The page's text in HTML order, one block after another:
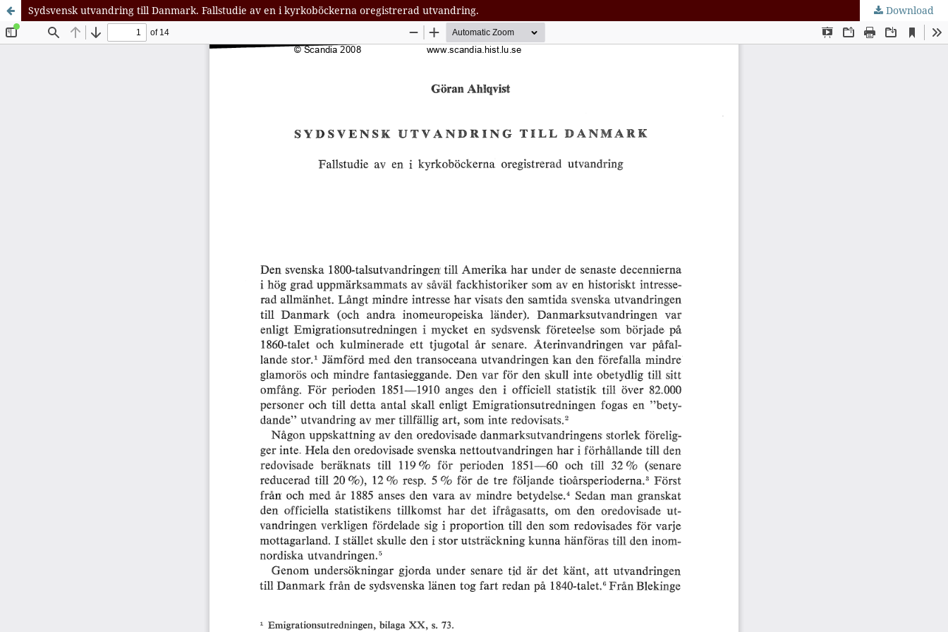
Sydsvensk utvandring till Danmark. Fallstudie av en i kyrkoböckerna oregistrerad utvandring. Download